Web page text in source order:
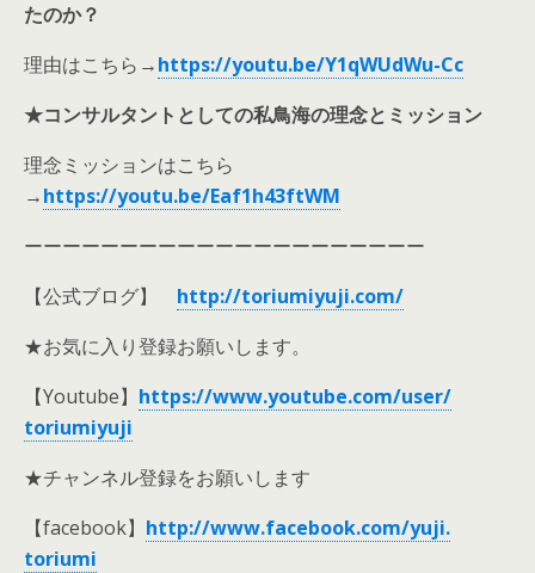
たのか？
理由はこちら →https://youtu.be/Y1qWUdWu-Cc
★コンサルタントとしての私鳥海の理念とミッション
理念ミッションはこちら
→https://youtu.be/Eaf1h43ftWM
ーーーーーーーーーーーーーーーーーーーーー
【公式ブログ】 http://toriumiyuji.com/
★お気に入り登録お願いします。
【Youtube】 https://www.youtube.com/user/
toriumiyuji
★チャンネル登録をお願いします
【facebook】 http://www.facebook.com/yuji.
toriumi